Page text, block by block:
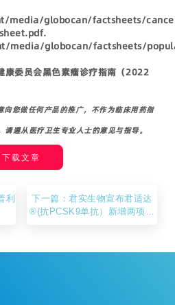
下载文章
media/globocan/factsheets/
media/globocan/factsheets/
康委员会黑色素瘤诊疗指南（2022
向您做任何产品的推广，不作为临床用药指
遵从医疗卫生专业人士的意见与指导。
利
下一篇：君实生物宣布君适达
®(抗PCSK9单抗）新增两项适